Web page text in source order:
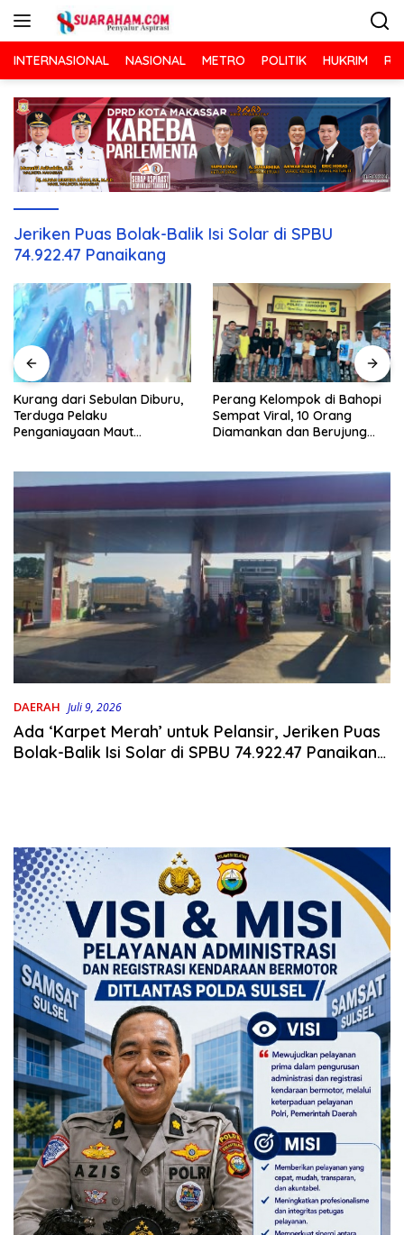
INTERNASIONAL NASIONAL METRO POLITIK HUKRIM
Jeriken Puas Bolak-Balik Isi Solar di SPBU
74.922.47 Panaikang
Kurang dari Sebulan Diburu,
Terduga Pelaku
Penganiayaan Maut
Perang Kelompok di Bahopi
Sempat Viral, 10 Orang
Diamankan dan Berujung
DAERAH Juli 9, 2026
Ada ‘Karpet Merah’ untuk Pelansir, Jeriken Puas
Bolak-Balik Isi Solar di SPBU 74.922.47 Panaikang,